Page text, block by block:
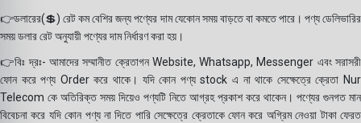
👉ডলারের(💲) রেট কম বেশির জন্য পণ্যের দাম যেকোন সময় বাড়তে বা কমতে পারে। পণ্য ডেলিভারির
সময় ডলার রেট অনুযায়ী পণ্যের দাম নির্ধারণ করা হয়।
👉বিঃ দ্রঃ- আমাদের সম্মানীত ক্রেতাগন Website, Whatsapp, Messenger এবং সরাসরী
ফোন করে পণ্য Order করে থাকে। যদি কোন পণ্য stock এ না থাকে সেক্ষেত্রে ক্রেতা Nur
Telecom কে অতিরিক্ত সময় দিয়েও পণ্যটি নিতে আগ্রহ প্রকাশ করে থাকেন। পণ্যের গুনগত মান
বিবেচনা করে যদি কোন পণ্য না দিতে পারি সেক্ষেত্রে ক্রেতাকে ফোন করে অগ্রিম নেওয়া টাকা ফেরত